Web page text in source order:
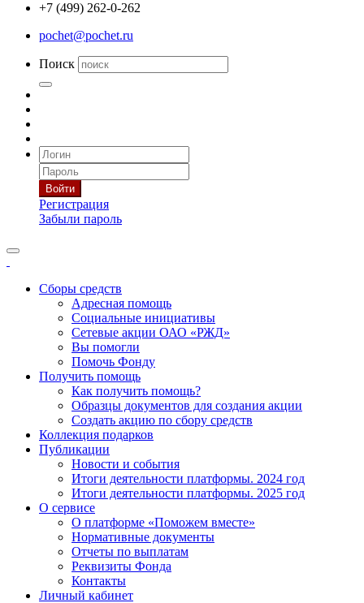
+7 (499) 262-0-262
pochet@pochet.ru
Поиск
Войти
Регистрация
Забыли пароль
Сборы средств
Адресная помощь
Социальные инициативы
Сетевые акции ОАО «РЖД»
Вы помогли
Помочь Фонду
Получить помощь
Как получить помощь?
Образцы документов для создания акции
Создать акцию по сбору средств
Коллекция подарков
Публикации
Новости и события
Итоги деятельности платформы. 2024 год
Итоги деятельности платформы. 2025 год
О сервисе
О платформе «Поможем вместе»
Нормативные документы
Отчеты по выплатам
Реквизиты Фонда
Контакты
Личный кабинет